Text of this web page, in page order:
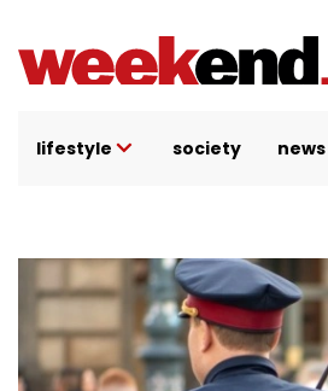
Inhalt
lifestyle society news